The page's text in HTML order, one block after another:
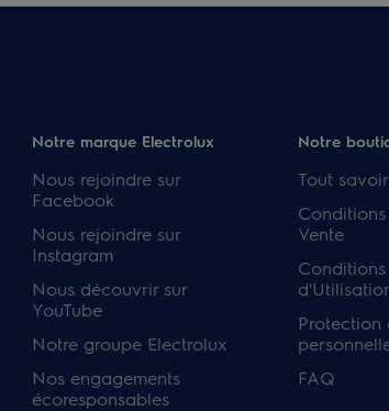
Notre marque Electrolux
Nous rejoindre sur
Facebook
Nous rejoindre sur
Instagram
Nous découvrir sur
YouTube
Notre groupe Electrolux
Nos engagements
écoresponsables
Notre
Tout
Vente
Protection
FAQ